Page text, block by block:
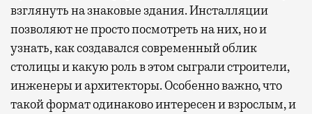
взглянуть на знаковые здания. Инсталляции
позволяют не просто посмотреть на них, но и
узнать, как создавался современный облик
столицы и какую роль в этом сыграли строители,
инженеры и архитекторы. Особенно важно, что
такой формат одинаково интересен и взрослым, и